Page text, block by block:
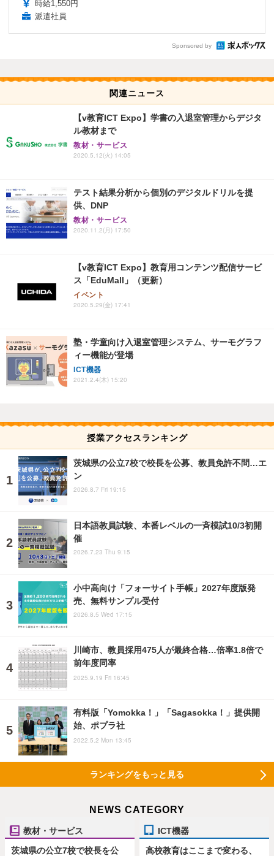
時給1,550円
派遣社員
Sponsored by
関連ニュース
【v教育ICT Expo】学書の入退室管理からデジタ
ル教材まで
教材・サービス
2020.5.12(火) 14:05
テスト結果分析から個別のデジタルドリルを提
供、DNP
教材・サービス
2020.11.2(月) 17:50
【v教育ICT Expo】教育用コンテンツ配信サービ
ス「EduMall」（更新）
イベント
2020.5.29(金) 17:41
塾・学童向け入退室管理システム、サーモグラフ
ィー機能が登場
ICT機器
2021.2.4(木) 15:20
授業アクセスランキング
茨城県の公立7校で校長を公募、教員免許不問…エ
ン
2026.8.7 Fri 19:15
日本語教員試験、本番レベルの一斉模試10/3初開
催
2026.7.23 Thu 9:15
小中高向け「フォーサイト手帳」2027年度版発
売、無料サンプル受付
2026.8.5 Wed 17:15
川崎市、教員採用475人が最終合格…倍率1.8倍で
前年度同率
2025.9.19 Fri 16:45
有料版「Yomokka！」「Sagasokka！」提供開
始、ポプラ社
2022.5.2 Mon 13:45
ランキングをもっと見る
NEWS CATEGORY
教材・サービス
茨城県の公立7校で校長を公
ICT機器
高校教育はここまで変わる、